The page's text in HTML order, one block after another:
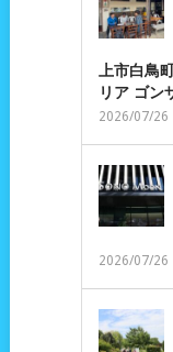
上市白鳥
リア ゴン
2026/07/26
2026/07/26